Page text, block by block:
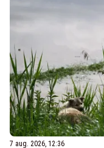
7 aug. 2026, 12:36